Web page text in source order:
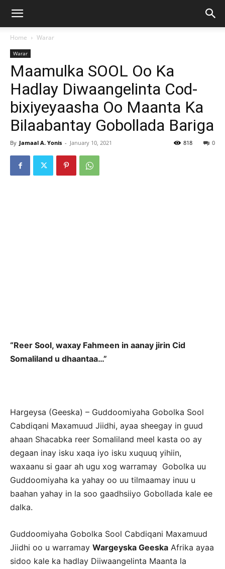
Home Warar
Warar
Maamulka SOOL Oo Ka
Hadlay Diwaangelinta Cod-
bixiyeyaasha Oo Maanta Ka
Bilaabantay Gobollada Bariga
By Jamaal A. Yonis - January 10, 2021 0
818
“Reer Sool, waxay Fahmeen in aanay jirin Cid
Somaliland u dhaantaa…”
Hargeysa (Geeska) – Guddoomiyaha Gobolka Sool
Cabdiqani Maxamuud Jiidhi, ayaa sheegay in guud
ahaan Shacabka reer Somaliland meel kasta oo ay
degaan inay isku xaqa iyo isku xuquuq yihiin,
waxaanu si gaar ah ugu xog warramay Gobolka uu
Guddoomiyaha ka yahay oo uu tilmaamay inuu u
baahan yahay in la soo gaadhsiiyo Gobollada kale ee
dalka.
Guddoomiyaha Gobolka Sool Cabdiqani Maxamuud
Jiidhi oo u warramay Wargeyska Geeska Afrika ayaa
sidoo kale ka hadlay Diiwaangelinta Maanta la